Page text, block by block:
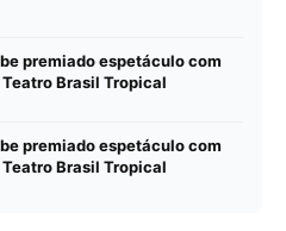
premiado espetáculo com
Brasil Tropical
premiado espetáculo com
Brasil Tropical